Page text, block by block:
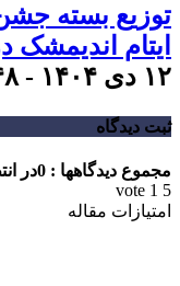
توزیع بسته
ایتام
۱۲ دی ۱۴۰۴ - ۱۴:۴۸
ثبت دیدگاه
مجموع دیدگاهها : 0 در
5
1
vote
امتیازات مقاله